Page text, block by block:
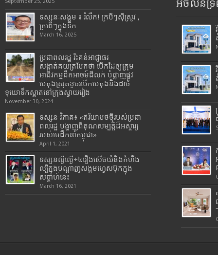
ទស្សនៈសង្គម ៖ រំលឹក! ក្របីៗស៊ីស្រូវ ,
ក្រពើៗក្នុងទឹក
March 16, 2025
ប្រជាពលរដ្ឋ រិះគន់អាជ្ញាធរ
សង្កាត់គយត្របែកថា បើកដៃឲ្យក្រុម
អាជីវកម្មដឹកអាចម៍ដីលក់ បំផ្លាញផ្លូវ
បេតុងស្រុតខូចរបើកបេតុងនិងដាច់
ទុយោទឹកស្អាតនៅក្រុងស្វាយរៀង
November 30, 2024
ទស្សនៈវិភាគ៖ «ឥរិយាបថថ្មីរបស់ប្រជា
ពលរដ្ឋ បង្ហាញពីគុណសម្បត្តិដ៏អស្ចារ្យ
របស់មេដឹកនាំកម្ពុជា»
April 1, 2021
ទស្សនល្ងីល្ងើ÷៤រឿងសើចយំនិងកំហឹង
ល្បីក្នុងបណ្តាញសង្គមហ្វេសប៊ុកក្នុង
សប្តាហ៍នេះ
March 16, 2021
អចលនទ្រ